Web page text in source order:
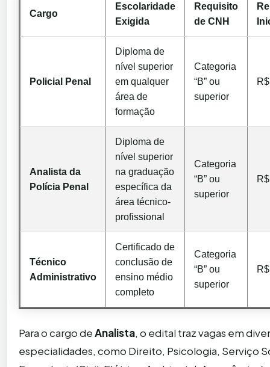
Cargo
Escolaridade
Exigida
Requisito
de CNH
Policial Penal
Diploma de
nível superior
em qualquer
área de
formação
Categoria
“B” ou
superior
Analista da
Polícia Penal
Diploma de
nível superior
na graduação
específica da
área técnico-
profissional
Categoria
“B” ou
superior
Técnico
Administrativo
Certificado de
conclusão de
ensino médio
completo
Categoria
“B” ou
superior
Para o cargo deAnalista, o edital traz vagas em
especialidades, como Direito, Psicologia, Serviço